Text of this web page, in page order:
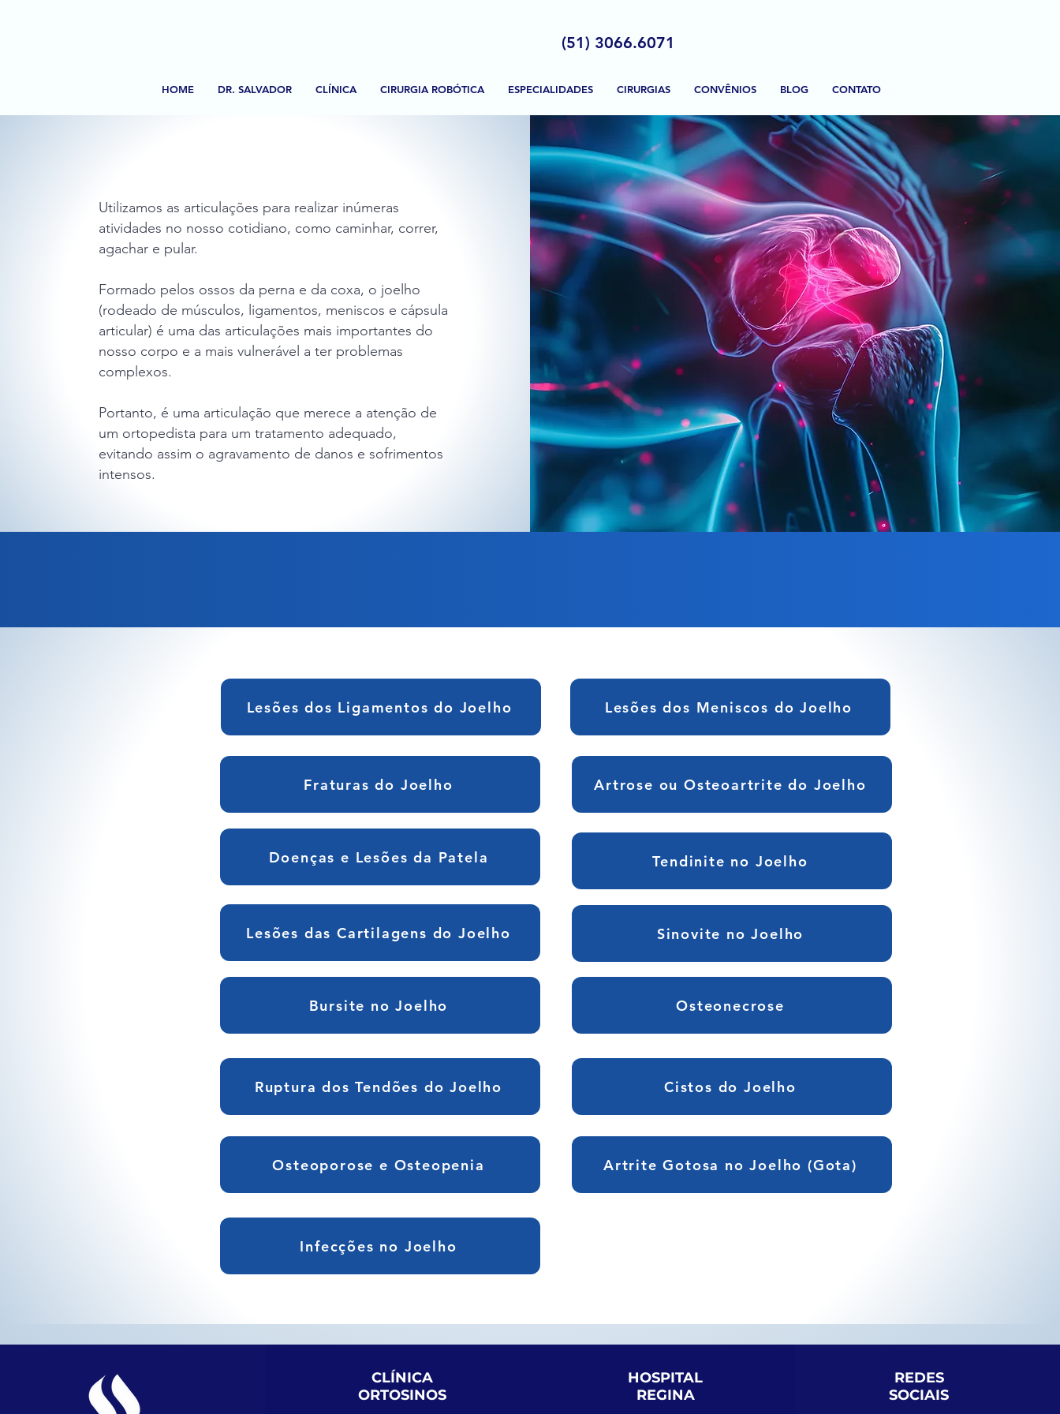
(51) 3066.6071
HOME DR. SALVADOR CLÍNICA CIRURGIA ROBÓTICA ESPECIALIDADES CIRURGIAS CONVÊNIOS BLOG CONTATO
Utilizamos as articulações para realizar inúmeras
atividades no nosso cotidiano, como caminhar, correr,
agachar e pular.
Formado pelos ossos da perna e da coxa, o joelho
(rodeado de músculos, ligamentos, meniscos e cápsula
articular) é uma das articulações mais importantes do
nosso corpo e a mais vulnerável a ter problemas
complexos.
Portanto, é uma articulação que merece a atenção de
um ortopedista para um tratamento adequado,
evitando assim o agravamento de danos e sofrimentos
intensos.
Lesões dos Ligamentos do Joelho
Fraturas do Joelho
Doenças e Lesões da Patela
Lesões das Cartilagens do Joelho
Bursite no Joelho
Ruptura dos Tendões do Joelho
Osteoporose e Osteopenia
Lesões dos Meniscos do Joelho
Artrose ou Osteoartrite do Joelho
Tendinite no Joelho
Sinovite no Joelho
Osteonecrose
Cistos do Joelho
Artrite Gotosa no Joelho (Gota)
Infecções no Joelho
CLÍNICA
ORTOSINOS
HOSPITAL
REGINA
REDES
SOCIAIS